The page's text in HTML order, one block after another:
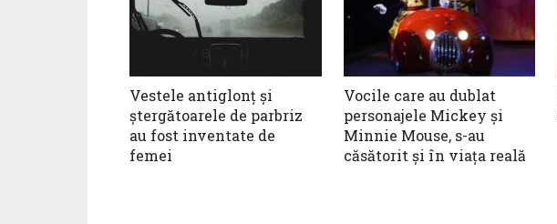
Vestele antiglonţ şi
ştergătoarele de parbriz
au fost inventate de
femei
Vocile care au dublat
personajele Mickey și
Minnie Mouse, s-au
căsătorit și în viața reală